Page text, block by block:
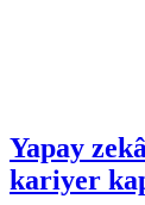
Yapay
kariyer